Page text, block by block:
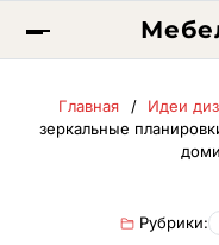
Главная Идеи
зеркальные
Рубрики: